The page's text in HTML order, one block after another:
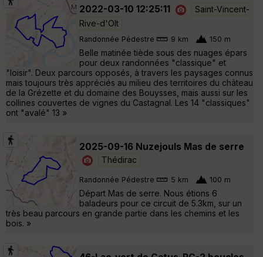
2022-03-10 12:25:11
Saint-Vincent-
Rive-d'Olt
Randonnée Pédestre 9 km 150 m
Belle matinée tiède sous des nuages épars
pour deux randonnées "classique" et
"loisir". Deux parcours opposés, à travers les paysages connus
mais toujours très appréciés au milieu des territoires du château
de la Grézette et du domaine des Bouysses, mais aussi sur les
collines couvertes de vignes du Castagnal. Les 14 "classiques"
ont "avalé" 13 »
2025-09-16 Nuzejouls Mas de serre
Thédirac
Randonnée Pédestre 5 km 100 m
Départ Mas de serre. Nous étions 6
baladeurs pour ce circuit de 5.3km, sur un
très beau parcours en grande partie dans les chemins et les
bois. »